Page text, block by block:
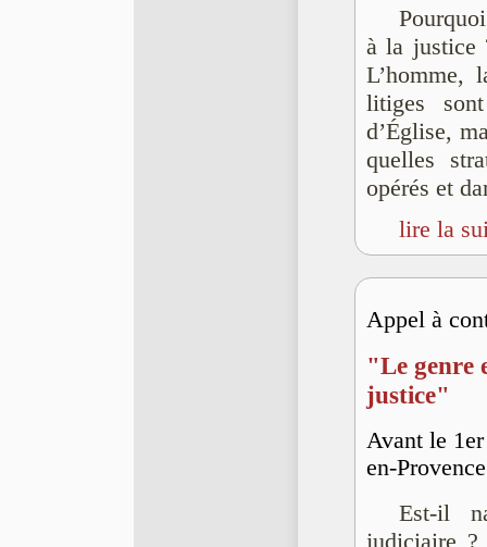
à la justice
L’homme,
litiges
d’Église,
quelles
opérés et
lire la
Appel à
"Le genre
justice"
Avant le
en-Provence
Est-il
judiciaire ?